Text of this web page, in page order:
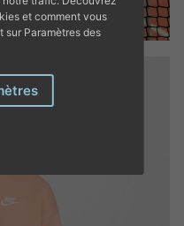
et comment vous
sur Paramètres des